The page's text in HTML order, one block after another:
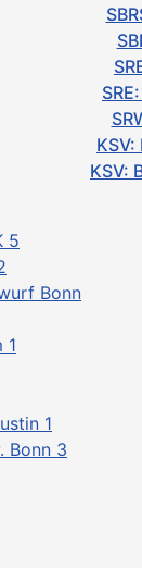
KSV:
5
Bonn
1
1
Bonn 3